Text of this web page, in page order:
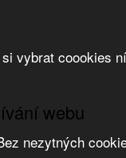
vybrat coookies
webu
nezytných
obsah